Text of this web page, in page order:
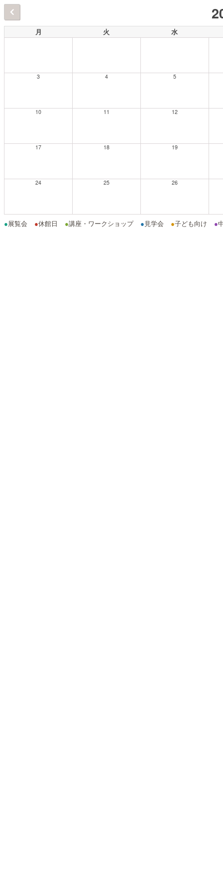
月 火 水
3 4 5
10 11 12
17 18 19
24 25 26
●展覧会 ●休館日 ●講座・ワークショップ ● 見学会 ●子ども向け ●